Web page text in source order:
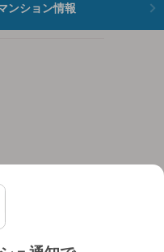
ンション情報